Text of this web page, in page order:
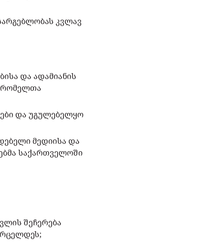
კვლავ
და ადამიანის
რომელთა
და უგულებელყო
მედიისა და
საქართველოში
შეჩერება